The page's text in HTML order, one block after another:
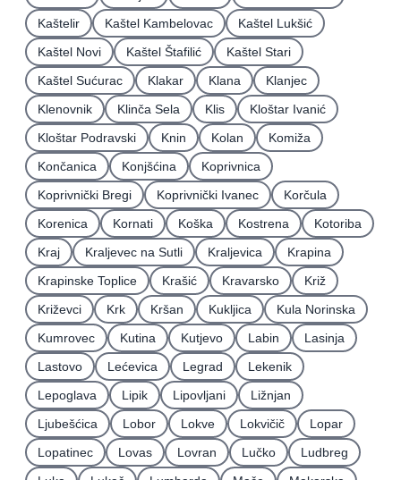
Kaštelir
Kaštel Kambelovac
Kaštel Lukšić
Kaštel Novi
Kaštel Štafilić
Kaštel Stari
Kaštel Sućurac
Klakar Klana
Klanjec
Klenovnik
Klinča Sela Klis
Kloštar Ivanić
Kloštar Podravski
Knin Kolan
Komiža
Končanica
Konjšćina
Koprivnica
Koprivnički Bregi
Koprivnički Ivanec
Korčula
Korenica
Kornati Koška Kostrena
Kotoriba
Kraj
Kraljevec na Sutli Kraljevica
Krapina
Krapinske Toplice
Krašić Kravarsko
Križ
Križevci
Krk Kršan Kukljica
Kula Norinska
Kumrovec
Kutina Kutjevo Labin
Lasinja
Lastovo
Lećevica Legrad
Lekenik
Lepoglava
Lipik Lipovljani
Ližnjan
Ljubešćica
Lobor Lokve Lokvičič
Lopar
Lopatinec
Lovas Lovran Lučko
Ludbreg